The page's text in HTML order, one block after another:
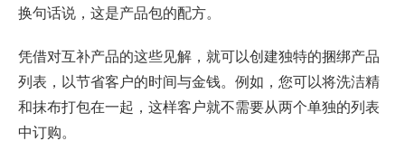
换句话说，这是产品包的配方。
凭借对互补产品的这些见解，就可以创建独特的捆绑产品
列表，以节省客户的时间与金钱。例如，您可以将洗洁精
和抹布打包在一起，这样客户就不需要从两个单独的列表
中订购。